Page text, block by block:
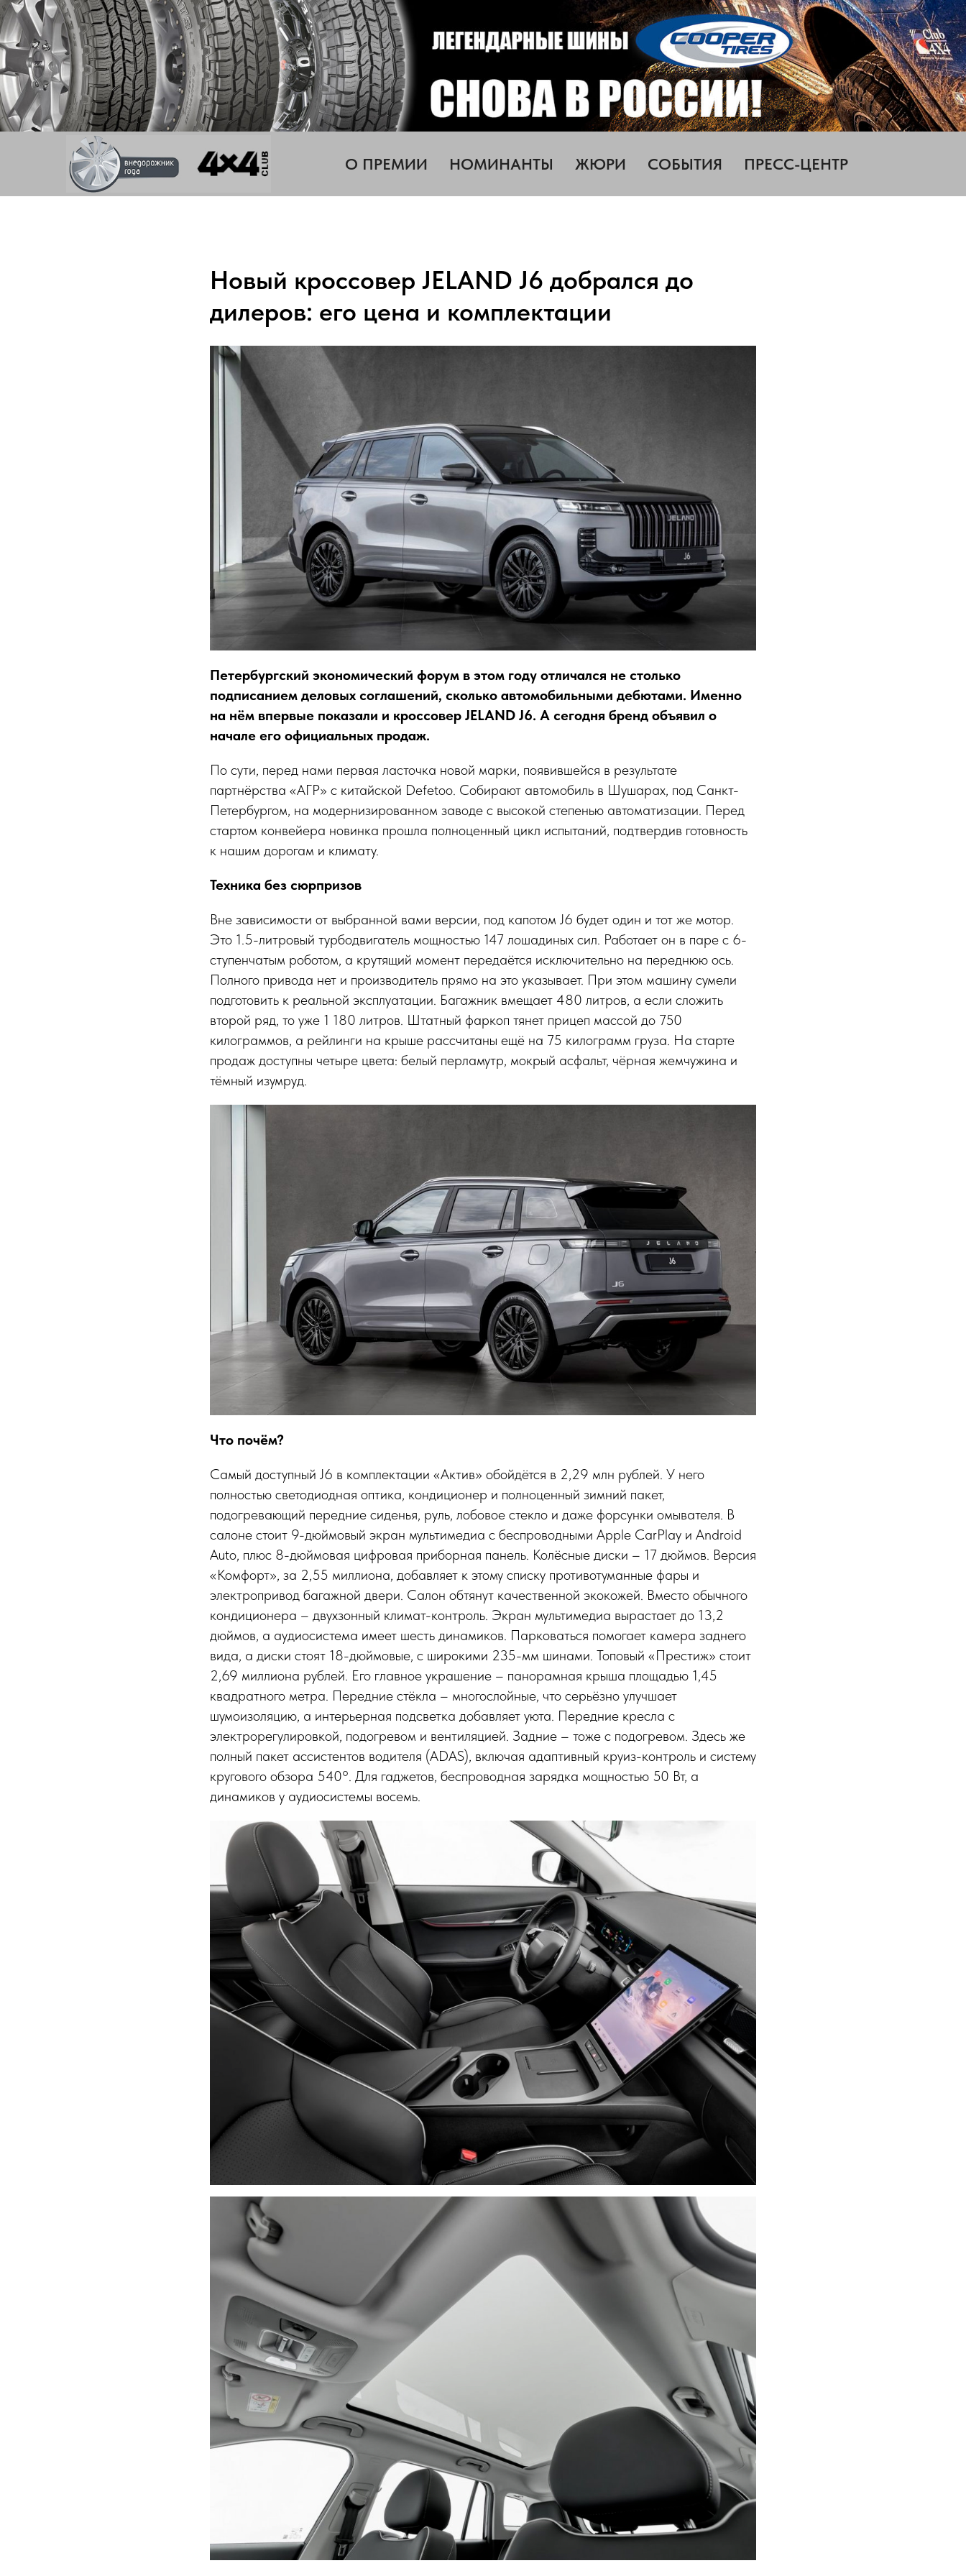
О ПРЕМИИ НОМИНАНТЫ ЖЮРИ СОБЫТИЯ ПРЕСС-ЦЕНТР
Новый кроссовер JELAND J6 добрался до
дилеров: его цена и комплектации
Петербургский экономический форум в этом году отличался не столько
подписанием деловых соглашений, сколько автомобильными дебютами. Именно
на нём впервые показали и кроссовер JELAND J6. А сегодня бренд объявил о
начале его официальных продаж.
По сути, перед нами первая ласточка новой марки, появившейся в результате
партнёрства «АГР» с китайской Defetoo. Собирают автомобиль в Шушарах, под Санкт-
Петербургом, на модернизированном заводе с высокой степенью автоматизации. Перед
стартом конвейера новинка прошла полноценный цикл испытаний, подтвердив готовность
к нашим дорогам и климату.
Техника без сюрпризов
Вне зависимости от выбранной вами версии, под капотом J6 будет один и тот же мотор.
Это 1.5-литровый турбодвигатель мощностью 147 лошадиных сил. Работает он в паре с 6-
ступенчатым роботом, а крутящий момент передаётся исключительно на переднюю ось.
Полного привода нет и производитель прямо на это указывает. При этом машину сумели
подготовить к реальной эксплуатации. Багажник вмещает 480 литров, а если сложить
второй ряд, то уже 1 180 литров. Штатный фаркоп тянет прицеп массой до 750
килограммов, а рейлинги на крыше рассчитаны ещё на 75 килограмм груза. На старте
продаж доступны четыре цвета: белый перламутр, мокрый асфальт, чёрная жемчужина и
тёмный изумруд.
Что почём?
Самый доступный J6 в комплектации «Актив» обойдётся в 2,29 млн рублей. У него
полностью светодиодная оптика, кондиционер и полноценный зимний пакет,
подогревающий передние сиденья, руль, лобовое стекло и даже форсунки омывателя. В
салоне стоит 9-дюймовый экран мультимедиа с беспроводными Apple CarPlay и Android
Auto, плюс 8-дюймовая цифровая приборная панель. Колёсные диски – 17 дюймов. Версия
«Комфорт», за 2,55 миллиона, добавляет к этому списку противотуманные фары и
электропривод багажной двери. Салон обтянут качественной экокожей. Вместо обычного
кондиционера – двухзонный климат-контроль. Экран мультимедиа вырастает до 13,2
дюймов, а аудиосистема имеет шесть динамиков. Парковаться помогает камера заднего
вида, а диски стоят 18-дюймовые, с широкими 235-мм шинами. Топовый «Престиж» стоит
2,69 миллиона рублей. Его главное украшение – панорамная крыша площадью 1,45
квадратного метра. Передние стёкла – многослойные, что серьёзно улучшает
шумоизоляцию, а интерьерная подсветка добавляет уюта. Передние кресла с
электрорегулировкой, подогревом и вентиляцией. Задние – тоже с подогревом. Здесь же
полный пакет ассистентов водителя (ADAS), включая адаптивный круиз-контроль и систему
кругового обзора 540°. Для гаджетов, беспроводная зарядка мощностью 50 Вт, а
динамиков у аудиосистемы восемь.